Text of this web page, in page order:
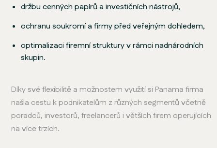
držbu cenných papírů a investičních nástrojů,
ochranu soukromí a firmy před veřejným dohledem,
optimalizaci firemní struktury v rámci nadnárodních
skupin.
Díky své flexibilitě a možnostem využití si Panama firma
našla cestu k podnikatelům z různých segmentů včetně
poradců, investorů, freelancerů i větších firem operujících
na více trzích.